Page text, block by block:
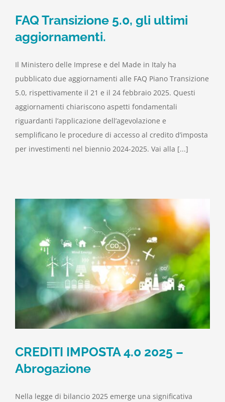
FAQ Transizione 5.0, gli ultimi
aggiornamenti.
Il Ministero delle Imprese e del Made in Italy ha
pubblicato due aggiornamenti alle FAQ Piano Transizione
5.0, rispettivamente il 21 e il 24 febbraio 2025. Questi
aggiornamenti chiariscono aspetti fondamentali
riguardanti l’applicazione dell’agevolazione e
semplificano le procedure di accesso al credito d’imposta
per investimenti nel biennio 2024-2025. Vai alla [...]
CREDITI IMPOSTA 4.0 2025 –
Abrogazione
Nella legge di bilancio 2025 emerge una significativa